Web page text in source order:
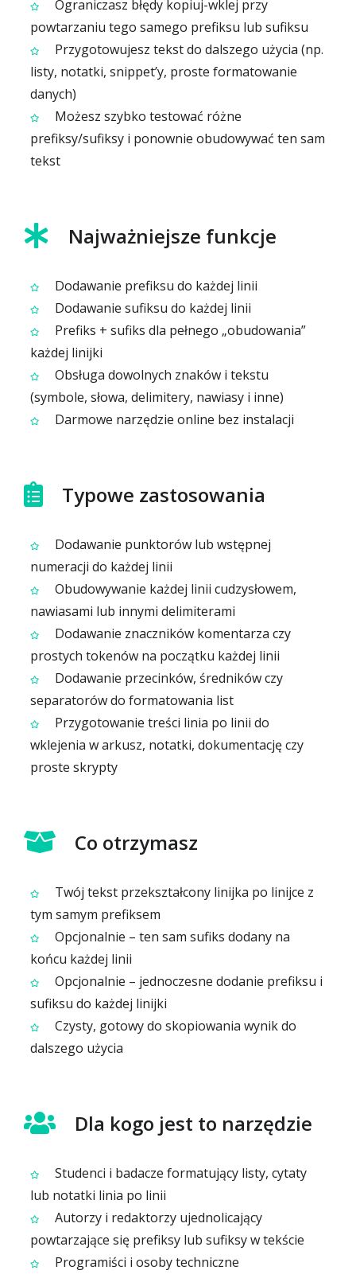
Ograniczasz błędy kopiuj-wklej przy
powtarzaniu tego samego prefiksu lub sufiksu
Przygotowujesz tekst do dalszego użycia (np.
listy, notatki, snippet’y, proste formatowanie
danych)
Możesz szybko testować różne
prefiksy/sufiksy i ponownie obudowywać ten sam
tekst
Najważniejsze funkcje
Dodawanie prefiksu do każdej linii
Dodawanie sufiksu do każdej linii
Prefiks + sufiks dla pełnego „obudowania”
każdej linijki
Obsługa dowolnych znaków i tekstu
(symbole, słowa, delimitery, nawiasy i inne)
Darmowe narzędzie online bez instalacji
Typowe zastosowania
Dodawanie punktorów lub wstępnej
numeracji do każdej linii
Obudowywanie każdej linii cudzysłowem,
nawiasami lub innymi delimiterami
Dodawanie znaczników komentarza czy
prostych tokenów na początku każdej linii
Dodawanie przecinków, średników czy
separatorów do formatowania list
Przygotowanie treści linia po linii do
wklejenia w arkusz, notatki, dokumentację czy
proste skrypty
Co otrzymasz
Twój tekst przekształcony linijka po linijce z
tym samym prefiksem
Opcjonalnie – ten sam sufiks dodany na
końcu każdej linii
Opcjonalnie – jednoczesne dodanie prefiksu i
sufiksu do każdej linijki
Czysty, gotowy do skopiowania wynik do
dalszego użycia
Dla kogo jest to narzędzie
Studenci i badacze formatujący listy, cytaty
lub notatki linia po linii
Autorzy i redaktorzy ujednolicający
powtarzające się prefiksy lub sufiksy w tekście
Programiści i osoby techniczne